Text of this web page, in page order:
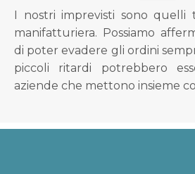
I nostri imprevisti sono quelli
manifatturiera. Possiamo
di poter evadere gli ordini
piccoli ritardi potrebbero
aziende che mettono insieme